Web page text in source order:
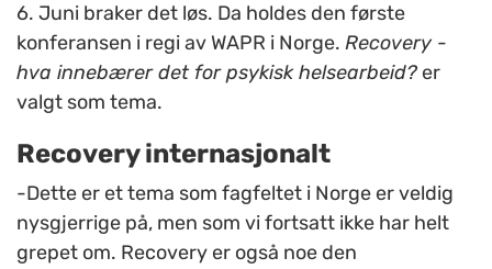
6. Juni braker det løs. Da holdes den første
konferansen i regi av WAPR i Norge. Recovery -
hva innebærer det for psykisk helsearbeid? er
valgt som tema.
Recovery internasjonalt
-Dette er et tema som fagfeltet i Norge er veldig
nysgjerrige på, men som vi fortsatt ikke har helt
grepet om. Recovery er også noe den